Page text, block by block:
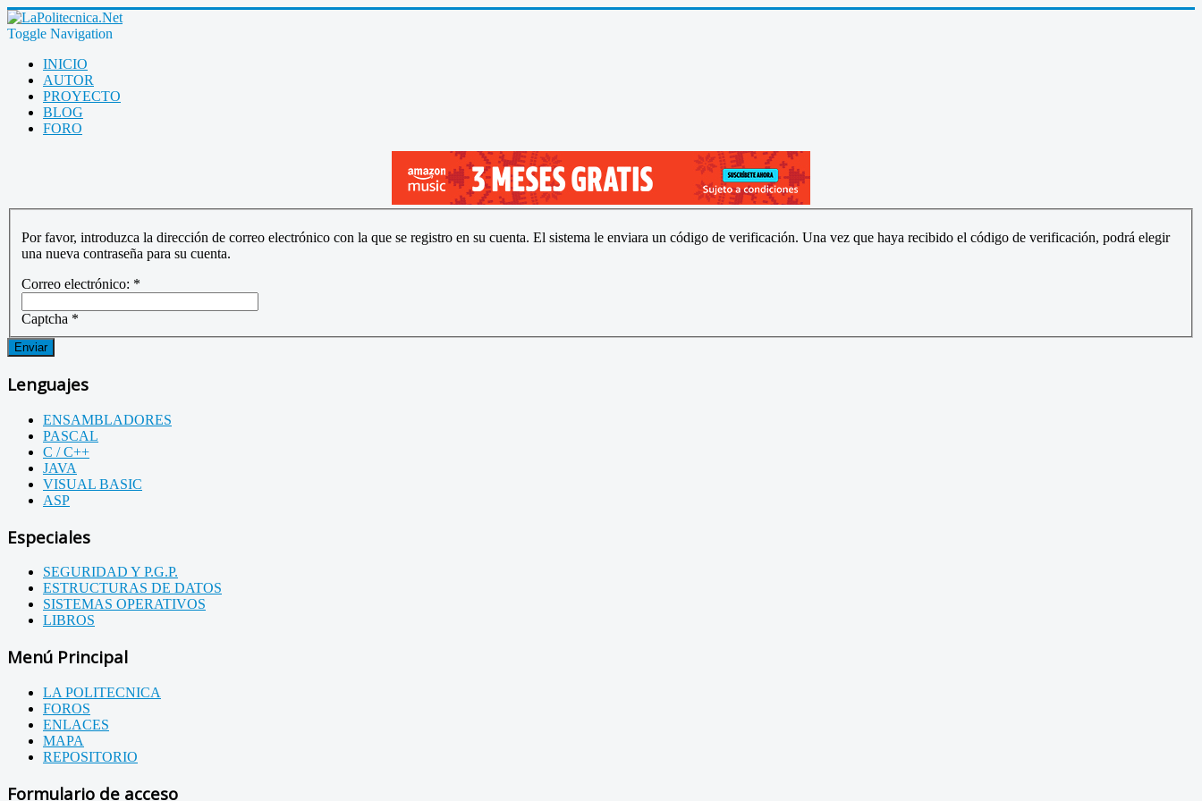
Toggle Navigation
INICIO
AUTOR
PROYECTO
BLOG
FORO
Por favor, introduzca la dirección de correo electrónico con la que se registro en su cuenta. El sistema le enviara un código de verificación. Una vez que haya recibido el código de verificación, podrá elegir
una nueva contraseña para su cuenta.
Correo electrónico: *
Captcha *
Enviar
Lenguajes
ENSAMBLADORES
PASCAL
C / C++
JAVA
VISUAL BASIC
ASP
Especiales
SEGURIDAD Y P.G.P.
ESTRUCTURAS DE DATOS
SISTEMAS OPERATIVOS
LIBROS
Menú Principal
LA POLITECNICA
FOROS
ENLACES
MAPA
REPOSITORIO
Formulario de acceso